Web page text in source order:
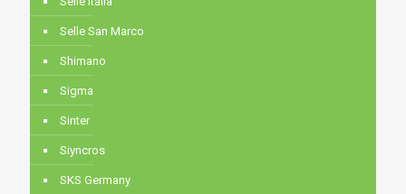
Selle San Marco
Shimano
Sigma
Sinter
Siyncros
SKS Germany